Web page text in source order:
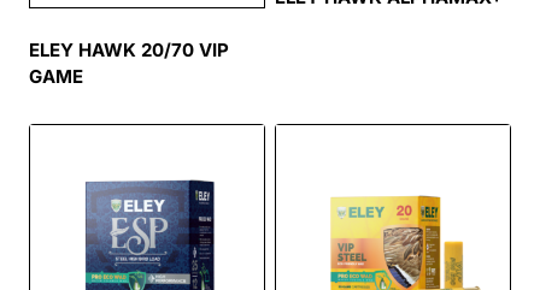
ELEY HAWK 20/70 VIP
GAME